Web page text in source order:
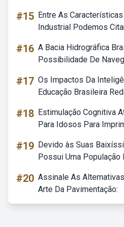
#15 Entre As
Industrial Podemos
#16 A Bacia Hidrográfica
Possibilidade De
#17 Os Impactos Da
Educação Brasileira
#18 Estimulação Cognitiva
Para Idosos Para
#19 Devido às Suas
Possui Uma População
#20 Assinale As
Arte Da Pavimentação: